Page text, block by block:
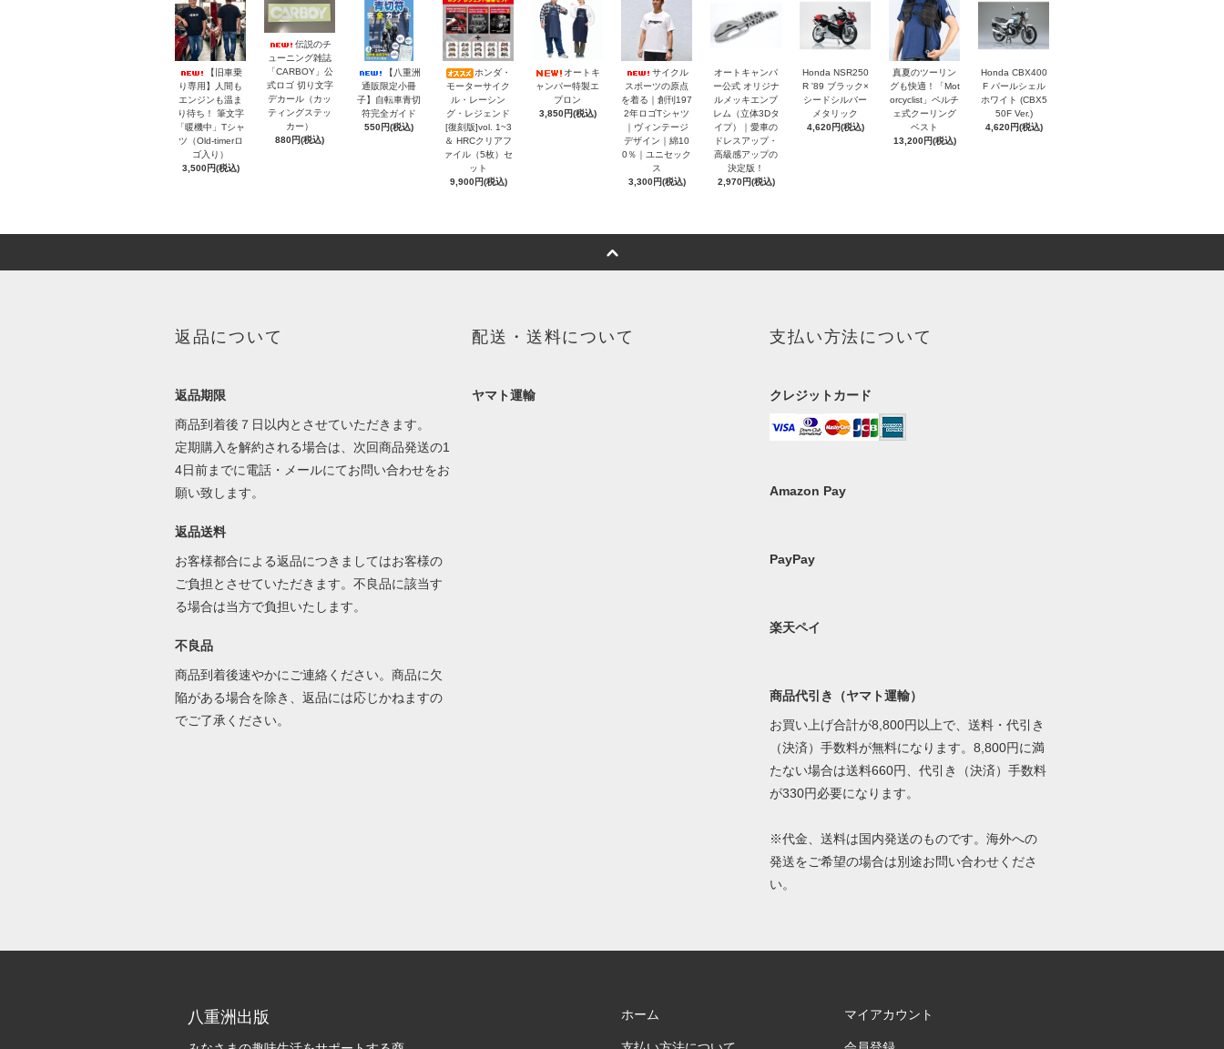
【旧車乗
り専用】人間も
エンジンも温ま
り待ち！ 筆文字
「暖機中」Tシャ
ツ（Old-timerロ
ゴ入り）
3,500円(税込)
伝説のチ
ューニング雑誌
「CARBOY」公
式ロゴ 切り文字
デカール（カッ
ティングステッ
カー）
880円(税込)
【八重洲
通販限定小冊
子】自転車青切
符完全ガイド
550円(税込)
ホンダ・
モーターサイク
ル・レーシン
グ・レジェンド
[復刻版]vol. 1~3
＆ HRCクリアフ
ァイル（5枚）セ
ット
9,900円(税込)
オートキ
ャンパー特製エ
プロン
3,850円(税込)
サイクル
スポーツの原点
を着る｜創刊197
2年ロゴTシャツ
｜ヴィンテージ
デザイン｜綿10
0％｜ユニセック
ス
3,300円(税込)
オートキャンパ
ー公式 オリジナ
ルメッキエンブ
レム（立体3Dタ
イプ）｜愛車の
ドレスアップ・
高級感アップの
決定版！
2,970円(税込)
Honda NSR250
R '89 ブラック×
シードシルバー
メタリック
4,620円(税込)
真夏のツーリン
グも快適！「Mot
orcyclist」ペルチ
ェ式クーリング
ベスト
13,200円(税込)
Honda CBX400
F パールシェル
ホワイト (CBX5
50F Ver.)
4,620円(税込)
返品について
返品期限
商品到着後７日以内とさせていただきます。
定期購入を解約される場合は、次回商品発送の1
4日前までに電話・メールにてお問い合わせをお
願い致します。
返品送料
お客様都合による返品につきましてはお客様の
ご負担とさせていただきます。不良品に該当す
る場合は当方で負担いたします。
不良品
商品到着後速やかにご連絡ください。商品に欠
陥がある場合を除き、返品には応じかねますの
でご了承ください。
配送・送料について
ヤマト運輸
支払い方法について
クレジットカード
Amazon Pay
PayPay
楽天ペイ
商品代引き（ヤマト運輸）
お買い上げ合計が8,800円以上で、送料・代引き
（決済）手数料が無料になります。8,800円に満
たない場合は送料660円、代引き（決済）手数料
が330円必要になります。
※代金、送料は国内発送のものです。海外への
発送をご希望の場合は別途お問い合わせくださ
い。
八重洲出版 ホーム マイアカウント